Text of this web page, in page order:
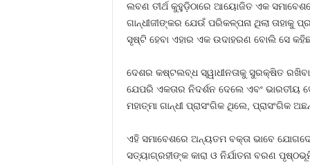
ଲବଣ ତୀର୍ଥ କୁହୁଡ଼ିଠାରେ ଆୟୋଜିତ ଏକ
ଗାନ୍ଧୀଜୀଙ୍କର ଯେଉଁ ପରିକଳ୍ପନା ଥିଲା
ସୃଷ୍ଟି ହେବା ଏହାର ଏକ ଉଦାହରଣ ବୋଲି ସେ
ଦେଶର କଷ୍ଟଲବ୍ଧ ସ୍ୱାଧୀନତାକୁ ସୁରକ୍ଷିତ ରଖିବା
ଯେପରି ଏକତାର ନିଦର୍ଶନ ଦେଲେ ଏବଂ ଭାରତୀୟ
ମହାତ୍ମା ଗାନ୍ଧୀ ପ୍ରାସଂଗିକ ଥିଲେ,
ଏହି ସମାବେଶରେ ଅନ୍ୟତମ ବକ୍ତା ଭାବେ
ସତ୍ୟାଗ୍ରହୀଙ୍କ କାରା ଓ ନିର୍ଯାତନା ବରଣ